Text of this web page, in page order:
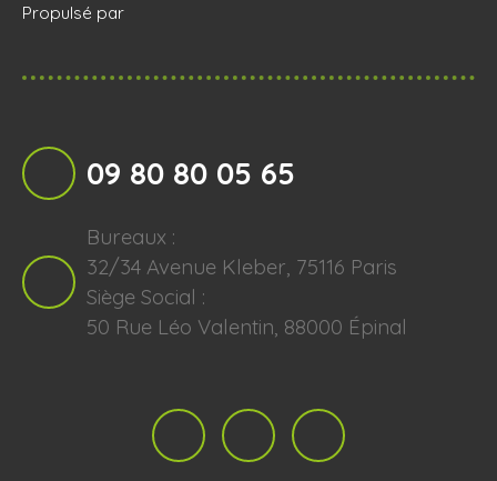
Propulsé par
09 80 80 05 65
Bureaux :
32/34 Avenue Kleber, 75116 Paris
Siège Social :
50 Rue Léo Valentin, 88000 Épinal